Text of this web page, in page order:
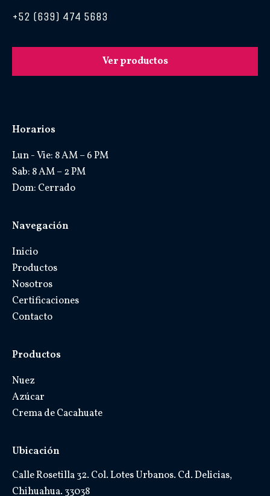
+52 (639) 474 5683
Ver productos
Horarios
Lun - Vie: 8 AM – 6 PM
Sab: 8 AM – 2 PM
Dom: Cerrado
Navegación
Inicio
Productos
Nosotros
Certificaciones
Contacto
Productos
Nuez
Azúcar
Crema de Cacahuate
Ubicación
Calle Rosetilla 32. Col. Lotes Urbanos. Cd. Delicias,
Chihuahua. 33038